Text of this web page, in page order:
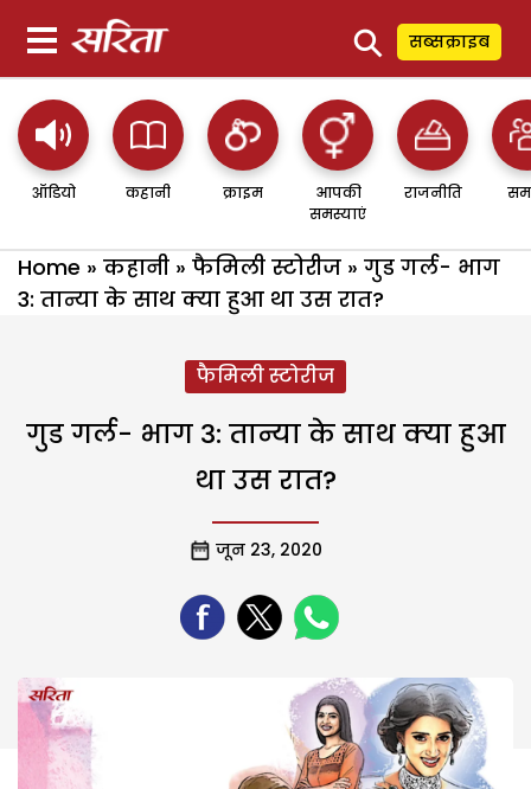
⚲ सब्सक्राइब
ऑडियो कहानी क्राइम
आपकी
समस्याएं
राजनीति
Home » कहानी » फैमिली स्टोरीज » गुड गर्ल- भाग
3: तान्या के साथ क्या हुआ था उस रात?
फैमिली स्टोरीज
गुड गर्ल- भाग 3: तान्या के साथ क्या हुआ
था उस रात?
जून 23, 2020